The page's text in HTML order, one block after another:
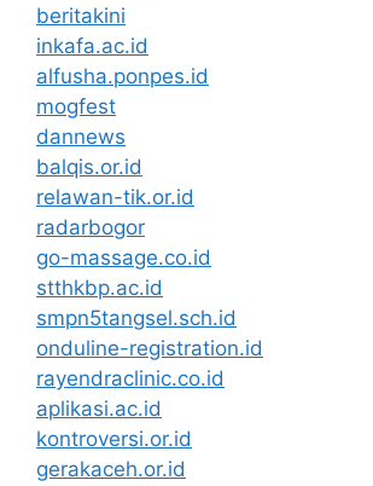
beritakini
inkafa.ac.id
alfusha.ponpes.id
mogfest
dannews
balqis.or.id
relawan-tik.or.id
radarbogor
go-massage.co.id
stthkbp.ac.id
smpn5tangsel.sch.id
onduline-registration.id
rayendraclinic.co.id
aplikasi.ac.id
kontroversi.or.id
gerakaceh.or.id